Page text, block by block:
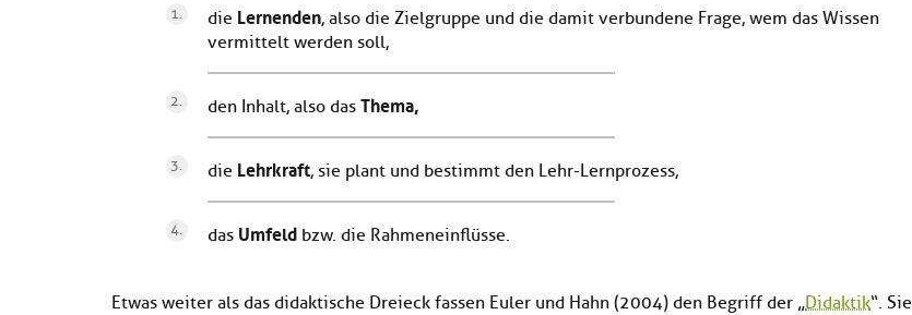
die Lernenden, also die Zielgruppe und die damit verbundene Frage, wem das Wissen
vermittelt werden soll,
den Inhalt, also das Thema,
die Lehrkraft, sie plant und bestimmt den Lehr-Lernprozess,
das Umfeld bzw. die Rahmeneinflüsse.
Etwas weiter als das didaktische Dreieck fassen Euler und Hahn (2004) den Begriff der „Didaktik“. Sie